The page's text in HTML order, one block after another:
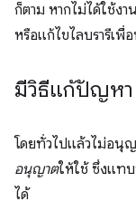
ก็ตาม หากไม่ได้ใช้งา
หรือแก้ไขไลบรารีเพื่
มีวิธีแก้ปัญหา
โดยทั่วไปแล้วไม่อนุ
อนุญาตให้ใช้ ซึ่งแท
ได้